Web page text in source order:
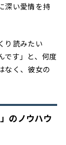
深い愛情を持
り読みたい
です」と、何度
なく、彼女の
のノウハウ